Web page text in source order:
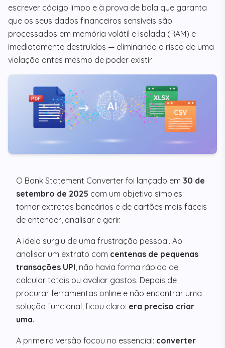
escrever código limpo e à prova de bala que garanta
que os seus dados financeiros sensíveis são
processados em memória volátil e isolada (RAM) e
imediatamente destruídos — eliminando o risco de uma
violação antes mesmo de poder existir.
O Bank Statement Converter foi lançado em 30 de
setembro de 2025 com um objetivo simples:
tornar extratos bancários e de cartões mais fáceis
de entender, analisar e gerir.
A ideia surgiu de uma frustração pessoal. Ao
analisar um extrato com centenas de pequenas
transações UPI, não havia forma rápida de
calcular totais ou avaliar gastos. Depois de
procurar ferramentas online e não encontrar uma
solução funcional, ficou claro: era preciso criar
uma.
A primeira versão focou no essencial: converter